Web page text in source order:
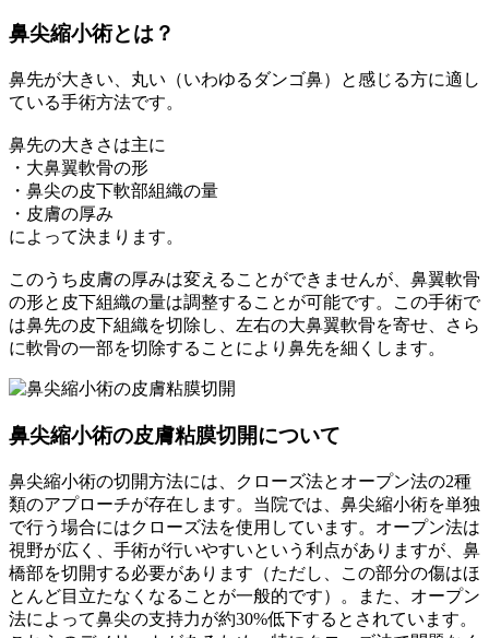
鼻尖縮小術とは？
鼻先が大きい、丸い（いわゆるダンゴ鼻）と感じる方に適し
ている手術方法です。
鼻先の大きさは主に
・大鼻翼軟骨の形
・鼻尖の皮下軟部組織の量
・皮膚の厚み
によって決まります。
このうち皮膚の厚みは変えることができませんが、鼻翼軟骨
の形と皮下組織の量は調整することが可能です。この手術で
は鼻先の皮下組織を切除し、左右の大鼻翼軟骨を寄せ、さら
に軟骨の一部を切除することにより鼻先を細くします。
鼻尖縮小術の皮膚粘膜切開について
鼻尖縮小術の切開方法には、クローズ法とオープン法の2種
類のアプローチが存在します。当院では、鼻尖縮小術を単独
で行う場合にはクローズ法を使用しています。オープン法は
視野が広く、手術が行いやすいという利点がありますが、鼻
橋部を切開する必要があります（ただし、この部分の傷はほ
とんど目立たなくなることが一般的です）。また、オープン
法によって鼻尖の支持力が約30%低下するとされています。